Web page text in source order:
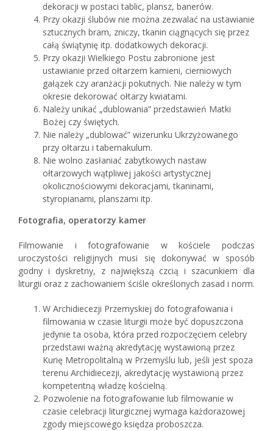
dekoracji w postaci tablic, plansz, banerów.
Przy okazji ślubów nie można zezwalać na ustawianie
sztucznych bram, zniczy, tkanin ciągnących się przez
całą świątynię itp. dodatkowych dekoracji.
Przy okazji Wielkiego Postu zabronione jest
ustawianie przed ołtarzem kamieni, cierniowych
gałązek czy aranżacji pokutnych. Nie należy w tym
okresie dekorować ołtarzy kwiatami.
Należy unikać „dublowania” przedstawień Matki
Bożej czy świętych.
Nie należy „dublować” wizerunku Ukrzyżowanego
przy ołtarzu i tabernakulum.
Nie wolno zasłaniać zabytkowych nastaw
ołtarzowych wątpliwej jakości artystycznej
okolicznościowymi dekoracjami, tkaninami,
styropianami, planszami itp.
Fotografia, operatorzy kamer
Filmowanie i fotografowanie w kościele podczas
uroczystości religijnych musi się dokonywać w sposób
godny i dyskretny, z największą czcią i szacunkiem dla
liturgii oraz z zachowaniem ściśle określonych zasad i norm.
W Archidiecezji Przemyskiej do fotografowania i
filmowania w czasie liturgii może być dopuszczona
jedynie ta osoba, która przed rozpoczęciem celebry
przedstawi ważną akredytację wystawioną przez
Kurię Metropolitalną w Przemyślu lub, jeśli jest spoza
terenu Archidiecezji, akredytację wystawioną przez
kompetentną władzę kościelną.
Pozwolenie na fotografowanie lub filmowanie w
czasie celebracji liturgicznej wymaga każdorazowej
zgody miejscowego księdza proboszcza.